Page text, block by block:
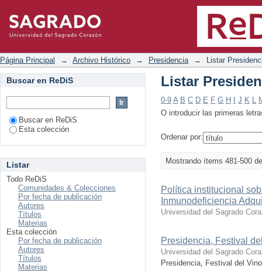
Página Principal → Archivo Histórico → Presidencia → Listar
Listar
0-9 A B C D E F G H J K L
O introducir las primeras
Ordenar por:
Mostrando ítems 481-500
Política institucional
Inmunodeficiencia
Universidad del Sagrado
Presidencia, Festival
Universidad del Sagrado
Presidencia, Festival del
Buscar en ReDiS
Buscar en ReDiS
Esta colección
Listar
Todo ReDiS
Comunidades & Colecciones
Por fecha de publicación
Autores
Títulos
Materias
Esta colección
Por fecha de publicación
Autores
Títulos
Materias